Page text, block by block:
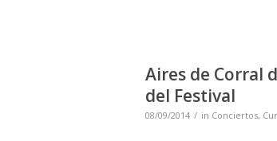
Aires de Corral
del Festival
08/09/2014 in Conciertos,